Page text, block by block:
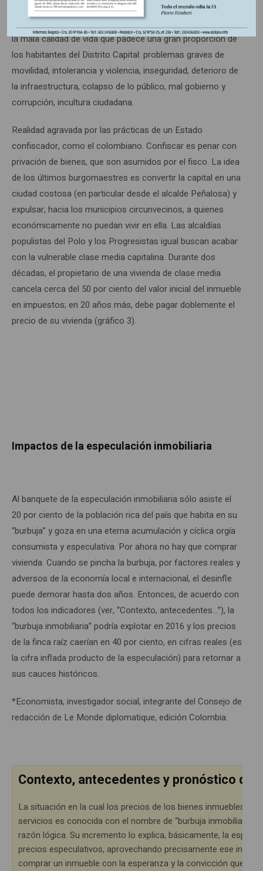
10,3 veces. El aumento en el avaluó de los inmuebles y en
los impuestos cancelados es inversamente proporcional a
la mala calidad de vida que padece una gran proporción de
los habitantes del Distrito Capital: problemas graves de
movilidad, intolerancia y violencia, inseguridad, deterioro de
la infraestructura, colapso de lo público, mal gobierno y
corrupción, incultura ciudadana.
Realidad agravada por las prácticas de un Estado
confiscador, como el colombiano. Confiscar es penar con
privación de bienes, que son asumidos por el fisco. La idea
de los últimos burgomaestres es convertir la capital en una
ciudad costosa (en particular desde el alcalde Peñalosa) y
expulsar, hacia los municipios circunvecinos, a quienes
económicamente no puedan vivir en ella. Las alcaldías
populistas del Polo y los Progresistas igual buscan acabar
con la vulnerable clase media capitalina. Durante dos
décadas, el propietario de una vivienda de clase media
cancela cerca del 50 por ciento del valor inicial del inmueble
en impuestos; en 20 años más, debe pagar doblemente el
precio de su vivienda (gráfico 3).
Impactos de la especulación inmobiliaria
Al banquete de la especulación inmobiliaria sólo asiste el
20 por ciento de la población rica del país que habita en su
“burbuja” y goza en una eterna acumulación y cíclica orgía
consumista y especulativa. Por ahora no hay que comprar
vivienda. Cuando se pincha la burbuja, por factores reales y
adversos de la economía local e internacional, el desinfle
puede demorar hasta dos años. Entonces, de acuerdo con
todos los indicadores (ver, “Contexto, antecedentes…”), la
“burbuja inmobiliaria” podría explotar en 2016 y los precios
de la finca raíz caerían en 40 por ciento, en cifras reales (es
la cifra inflada producto de la especulación) para retornar a
sus cauces históricos.
*Economista, investigador social, integrante del Consejo de
redacción de Le Monde diplomatique, edición Colombia.
Contexto, antecedentes y pronóstico de
La situación en la cual los precios de los bienes inmuebles
servicios es conocida con el nombre de “burbuja
razón lógica. Su incremento lo explica, básicamente, la
precios especulativos, aprovechando precisamente ese
comprar un inmueble con la esperanza y la convicción que